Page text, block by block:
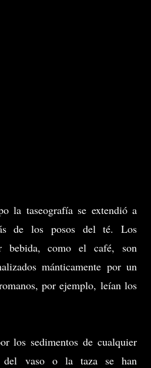
la taseografía se extendió a
de los posos del té. Los
bebida, como el café, son
mánticamente por un
por ejemplo, leían los
los sedimentos de cualquier
vaso o la taza se han